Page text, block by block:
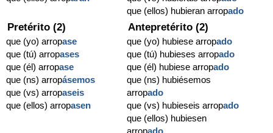
que (ellos) hubieran arropado
Pretérito (2)
que (yo) arropase
que (tú) arropases
que (él) arropase
que (ns) arropásemos
que (vs) arropaseis
que (ellos) arropasen
Antepretérito (2)
que (yo) hubiese arropado
que (tú) hubieses arropado
que (él) hubiese arropado
que (ns) hubiésemos
arropado
que (vs) hubieseis arropado
que (ellos) hubiesen